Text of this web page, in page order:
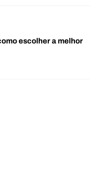
escolher a melhor